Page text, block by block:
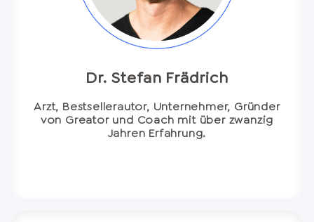
Dr. Stefan Frädrich
Arzt, Bestsellerautor, Unternehmer, Gründer
von Greator und Coach mit über zwanzig
Jahren Erfahrung.